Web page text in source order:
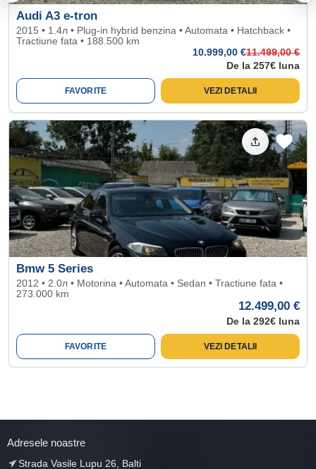
Audi A3 e-tron
2015 • 1.4л • Plug-in hybrid benzina • Automata • Hatchback •
Tractiune fata • 188.500 km
10.999,00 €11.499,00 €
De la 257€ luna
FAVORITE VEZI DETALII
Bmw 5 Series
2012 • 2.0л • Motorina • Automata • Sedan • Tractiune fata •
273.000 km
12.499,00 €
De la 292€ luna
FAVORITE VEZI DETALII
Adresele noastre
Strada Vasile Lupu 26, Balti